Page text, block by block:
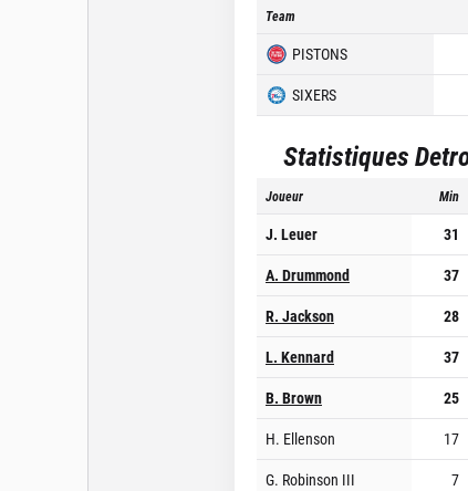
Team
PISTONS
SIXERS
Statistiques
Joueur Min
J. Leuer 31
A. Drummond
37
R. Jackson
28
L. Kennard
37
B. Brown
25
H. Ellenson
17
G. Robinson III
7